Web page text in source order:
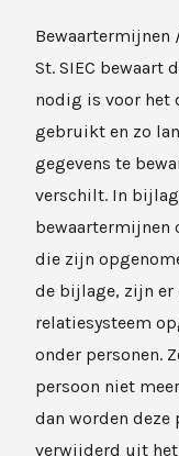
Bewaartermijnen
St. SIEC bewaart
nodig is voor het
gebruikt en zo
gegevens te
verschilt. In
bewaartermijnen
die zijn
de bijlage, zijn er
relatiesysteem
onder personen.
persoon niet
dan worden
verwijderd uit het